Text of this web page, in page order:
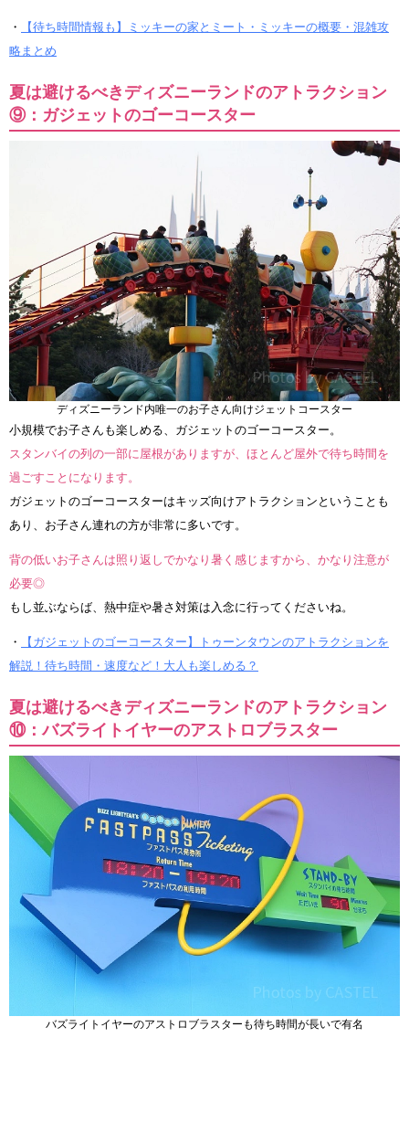
・
【待ち時間情報も】ミッキーの家とミート・ミッキーの概要・混雑攻
略まとめ
夏は避けるべきディズニーランドのアトラクション
⑨：ガジェットのゴーコースター
ディズニーランド内唯一のお子さん向けジェットコースター
小規模でお子さんも楽しめる、ガジェットのゴーコースター。
スタンバイの列の一部に屋根がありますが、ほとんど屋外で待ち時間を
過ごすことになります。
ガジェットのゴーコースターはキッズ向けアトラクションということも
あり、お子さん連れの方が非常に多いです。
背の低いお子さんは照り返しでかなり暑く感じますから、かなり注意が
必要◎
もし並ぶならば、熱中症や暑さ対策は入念に行ってくださいね。
・
【ガジェットのゴーコースター】トゥーンタウンのアトラクションを
解説！待ち時間・速度など！大人も楽しめる？
夏は避けるべきディズニーランドのアトラクション
⑩：バズライトイヤーのアストロブラスター
バズライトイヤーのアストロブラスターも待ち時間が長いで有名